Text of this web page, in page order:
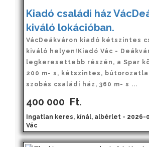
Kiadó családi ház
kiváló lokációban.
VácDeákváron kiadó kétszintes
kiváló helyen!Kiadó Vác -
legkeresettebb részén, a Spar
200 m- s, kétszintes,
szobás családi ház, 360 m- s ...
400 000 Ft.
Ingatlan keres, kínál, albérlet - 2026-
Vác